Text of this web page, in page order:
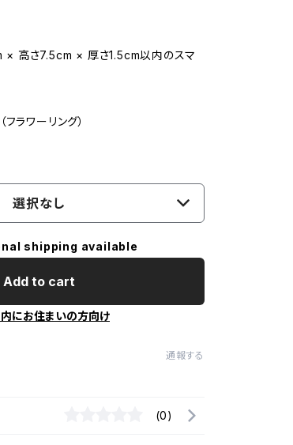
× 高さ7.5cm × 厚さ1.5cm以内のスマ
ラワーリング）
選択なし
shipping available
Add to cart
にお住まいの方向け
通報する
(0)